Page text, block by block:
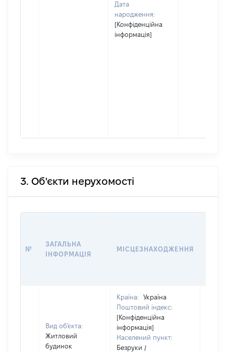
Дата
народження:
[Конфіденційна
інформація]
3. Об'єкти нерухомості
№
ЗАГАЛЬНА
ІНФОРМАЦІЯ
МІСЦЕЗНАХОДЖЕННЯ
Вид об'єкта:
Житловий
будинок
Країна:
Україна
Поштовий індекс:
[Конфіденційна
інформація]
Населений пункт:
Безруки /